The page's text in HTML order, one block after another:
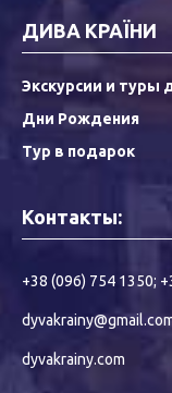
ДИВА КРАЇНИ
Экскурсии и туры
Дни Рождения
Тур в подарок
Контакты:
+38 (096) 754 1350;
dyvakrainy.com